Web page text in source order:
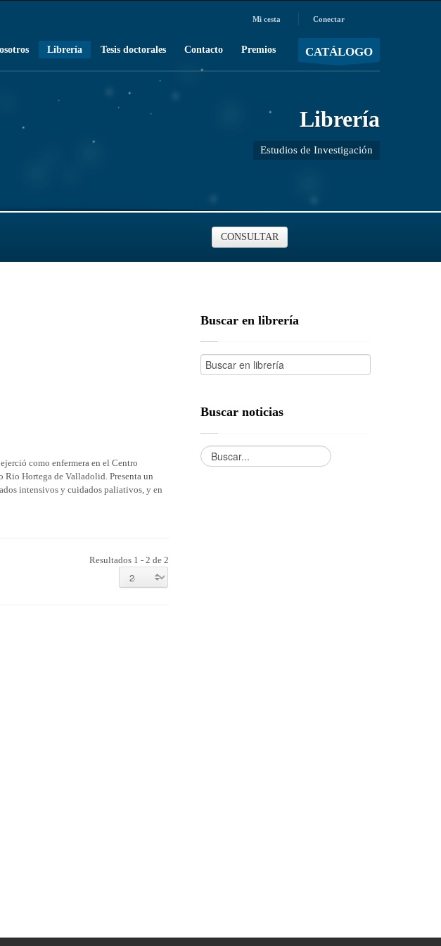
Conectar
Mi cesta
/ MOSTRAR CARRO
CATÁLOGO
Librería Tesis doctorales Contacto Premios
Librería
Estudios de Investigación
CONSULTAR
como enfermera en el Centro
Hortega de Valladolid. Presenta un
intensivos y cuidados paliativos, y en
Resultados 1 - 2 de 2
Buscar en librería
Buscar noticias